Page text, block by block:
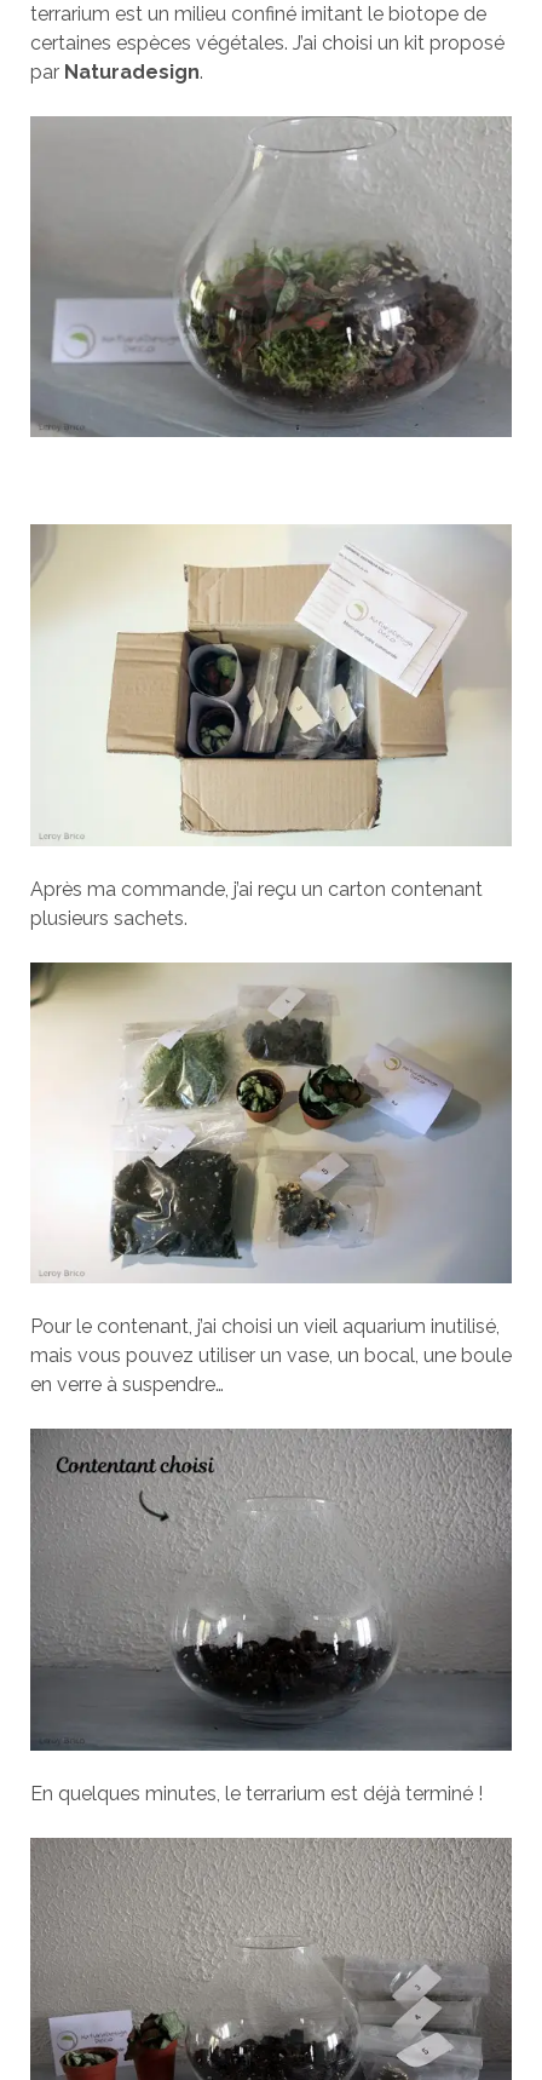
terrarium est un milieu confiné imitant le biotope de
certaines espèces végétales. J’ai choisi un kit proposé
par Naturadesign.
Après ma commande, j’ai reçu un carton contenant
plusieurs sachets.
Pour le contenant, j’ai choisi un vieil aquarium inutilisé,
mais vous pouvez utiliser un vase, un bocal, une boule
en verre à suspendre…
En quelques minutes, le terrarium est déjà terminé !